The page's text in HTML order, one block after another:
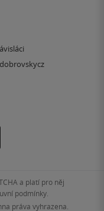
a platí pro něj
podmínky.
práva vyhrazena.